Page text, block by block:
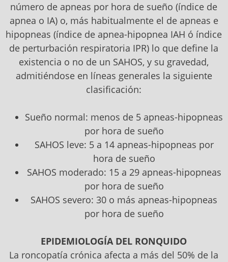
número de apneas por hora de sueño (índice de
apnea o IA) o, más habitualmente el de apneas e
hipopneas (índice de apnea-hipopnea IAH ó índice
de perturbación respiratoria IPR) lo que define la
existencia o no de un SAHOS, y su gravedad,
admitiéndose en líneas generales la siguiente
clasificación:
Sueño normal: menos de 5 apneas-hipopneas
por hora de sueño
SAHOS leve: 5 a 14 apneas-hipopneas por
hora de sueño
SAHOS moderado: 15 a 29 apneas-hipopneas
por hora de sueño
SAHOS severo: 30 o más apneas-hipopneas
por hora de sueño
EPIDEMIOLOGÍA DEL RONQUIDO
La roncopatía crónica afecta a más del 50% de la